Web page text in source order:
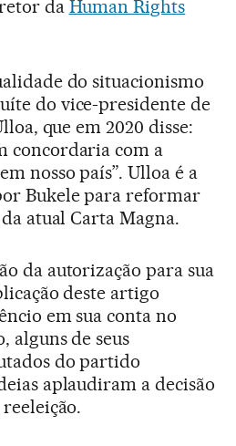
da Human Rights
do situacionismo
do vice-presidente de
que em 2020 disse:
concordaria com a
nosso país”. Ulloa é a
Bukele para reformar
atual Carta Magna.
da autorização para sua
deste artigo
em sua conta no
alguns de seus
do partido
aplaudiram a decisão